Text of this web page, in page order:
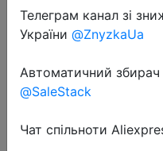
2024-02-13
2023 NEW
1.3GHz CPU
LED NFC
Office Games Mi
Телеграм канал зі
України @ZnyzkaUa
Автоматичний
@SaleStack
Чат спільноти